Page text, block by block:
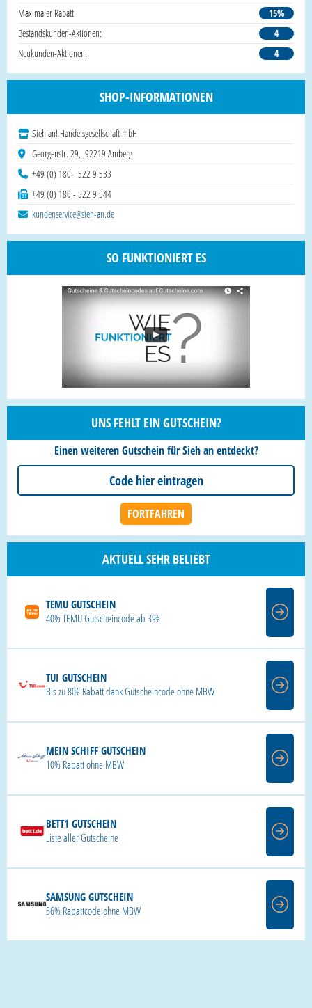
Maximaler Rabatt:
15%
Bestandskunden-Aktionen:
4
Neukunden-Aktionen:
4
SHOP-INFORMATIONEN
Sieh an! Handelsgesellschaft mbH
Georgenstr. 29, ,92219 Amberg
+49 (0) 180 - 522 9 533
+49 (0) 180 - 522 9 544
kundenservice@sieh-an.de
SO FUNKTIONIERT ES
UNS FEHLT EIN GUTSCHEIN?
Einen weiteren Gutschein für Sieh an entdeckt?
AKTUELL SEHR BELIEBT
TEMU GUTSCHEIN
40% TEMU Gutscheincode ab 39€
TUI GUTSCHEIN
Bis zu 80€ Rabatt dank Gutscheincode ohne MBW
MEIN SCHIFF GUTSCHEIN
10% Rabatt ohne MBW
BETT1 GUTSCHEIN
Liste aller Gutscheine
SAMSUNG GUTSCHEIN
56% Rabattcode ohne MBW